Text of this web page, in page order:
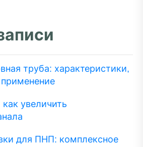
труба: характеристики,
как увеличить
для ПНП: комплексное